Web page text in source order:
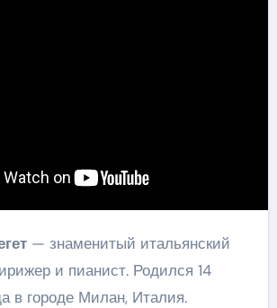
— знаменитый итальянский
и пианист. Родился 14
в городе Милан, Италия.